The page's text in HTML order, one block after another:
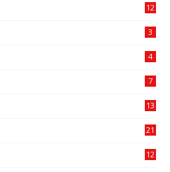
12
3
4
7
13
21
12